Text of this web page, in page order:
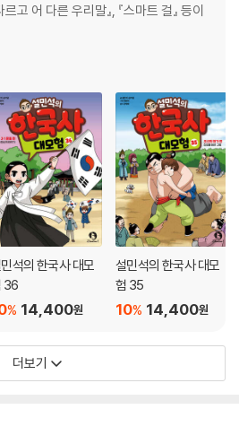
르고 어 다른 우리말』, 『스마트 걸』 등이
석의 한국사 대모
36
14,400원
%
설민석의 한국사 대모
험 35
14,400원
10%
더보기